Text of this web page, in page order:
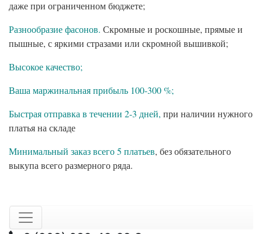
даже при ограниченном бюджете;
Разнообразие фасонов. Скромные и роскошные, прямые и
пышные, с яркими стразами или скромной вышивкой;
Высокое качество;
Ваша маржинальная прибыль 100-300 %;
Быстрая отправка в течении 2-3 дней, при наличии нужного
платья на складе
Минимальный заказ всего 5 платьев, без обязательного
выкупа всего размерного ряда.